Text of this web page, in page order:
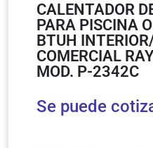
CALENTADOR
PARA PISCINA
BTUH
COMERCIAL
MOD. P-2342C
Se puede